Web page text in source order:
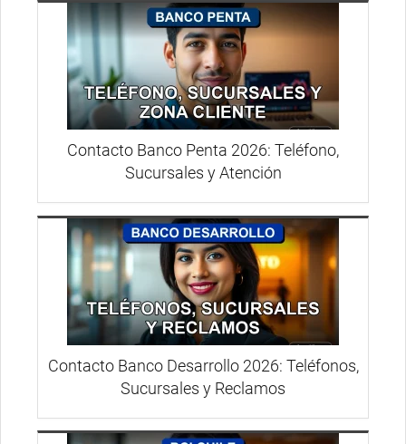
Contacto Banco Penta 2026: Teléfono,
Sucursales y Atención
Contacto Banco Desarrollo 2026: Teléfonos,
Sucursales y Reclamos